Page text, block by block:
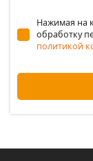
Нажимая на
обработку
политикой